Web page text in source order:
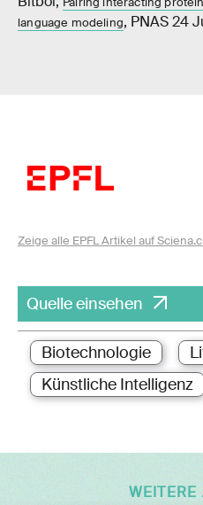
language modeling, PNAS 24
Zeige alle EPFL Artikel auf
Quelle einsehen
Biotechnologie
Künstliche Intelligenz
WEITERE